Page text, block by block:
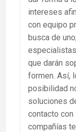
intereses
con equipo
busca de
que darán
formen. Así,
posibilidad
soluciones
contacto
compañías